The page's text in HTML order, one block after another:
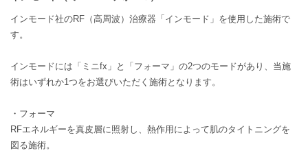
インモード社のRF（高周波）治療器「インモード」を使用した施術で
す。
インモードには「ミニfx」と「フォーマ」の2つのモードがあり、当施
術はいずれか1つをお選びいただく施術となります。
・フォーマ
RFエネルギーを真皮層に照射し、熱作用によって肌のタイトニングを
図る施術。